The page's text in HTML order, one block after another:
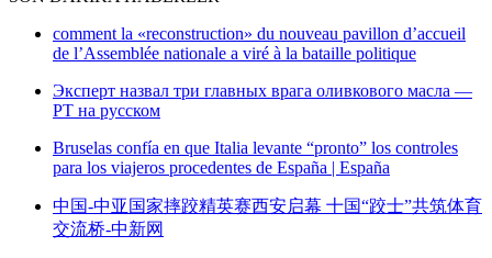
comment la «reconstruction» du nouveau pavillon d’accueil
de l’Assemblée nationale a viré à la bataille politique
Эксперт назвал три главных врага оливкового масла —
РТ на русском
Bruselas confía en que Italia levante “pronto” los controles
para los viajeros procedentes de España | España
中国-中亚国家摔跤精英赛西安启幕 十国“跤士”共筑体育
交流桥-中新网